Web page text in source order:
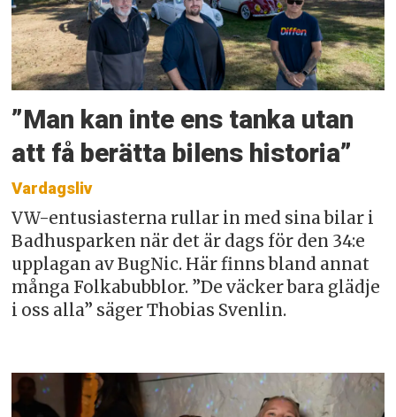
”Man kan inte ens tanka utan
att få berätta bilens historia”
Vardagsliv
VW-entusiasterna rullar in med sina bilar i
Badhusparken när det är dags för den 34:e
upplagan av BugNic. Här finns bland annat
många Folkabubblor. ”De väcker bara glädje
i oss alla” säger Thobias Svenlin.